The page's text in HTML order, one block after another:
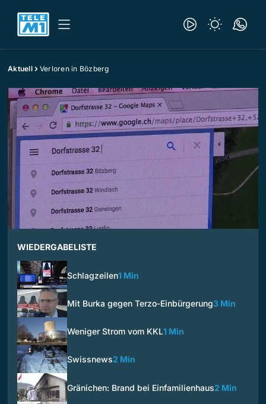
Aktuell Verloren in Bözberg
WIEDERGABELISTE
Schlagzeilen1 Min
Mit Burka gegen Terzo-Einbürgerung3 Min
Weniger Strom vom KKL1 Min
Swissnews2 Min
Gränichen: Brand bei Einfamilienhaus2 Min